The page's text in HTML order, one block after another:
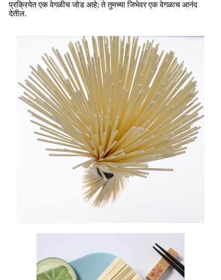
प्रक्रियेत एक वेगळीच जोड आहे; ते तुमच्या जिभेवर एक वेगळाच आनंद
देतील.